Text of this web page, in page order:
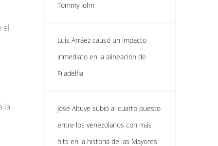
el
la
Tommy John
Luis Arráez causó un impacto
inmediato en la alineación de
Filadelfia
José Altuve subió al cuarto puesto
entre los venezolanos con más
hits en la historia de las Mayores